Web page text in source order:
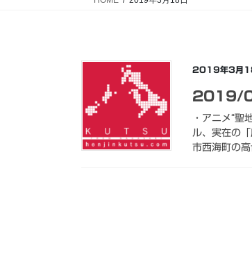
2019年3月
2019/
・アニメ“
ル、実在の
市西海町の